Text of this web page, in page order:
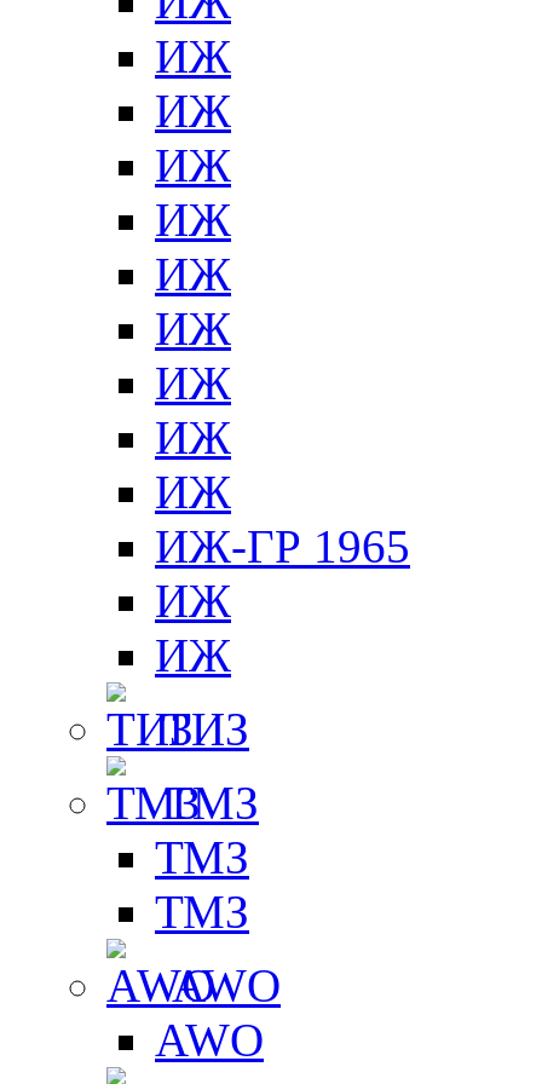
ИЖ
ИЖ
ИЖ
ИЖ
ИЖ
ИЖ
ИЖ
ИЖ
ИЖ
ИЖ-ГР 1965
ИЖ
ИЖ
ТИЗ
ТМЗ
ТМЗ
ТМЗ
AWO
AWO